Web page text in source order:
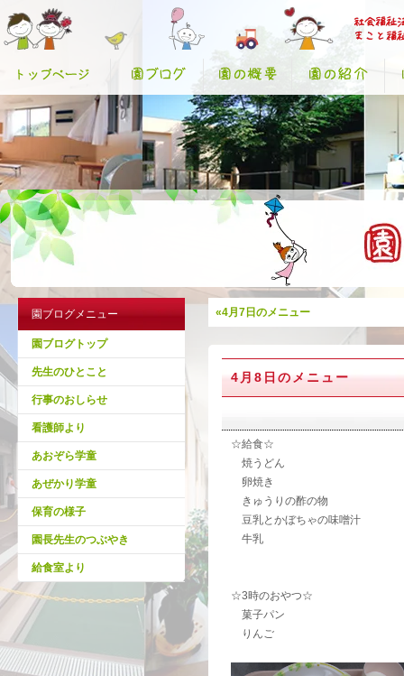
園ブログメニュー
園ブログトップ
先生のひとこと
行事のおしらせ
看護師より
あおぞら学童
あぜかり学童
保育の様子
園長先生のつぶやき
給食室より
«4月7日のメニュー
4月8日のメニュー
☆給食☆
焼うどん
卵焼き
きゅうりの酢の物
豆乳とかぼちゃの味噌汁
牛乳
☆3時のおやつ☆
菓子パン
りんご